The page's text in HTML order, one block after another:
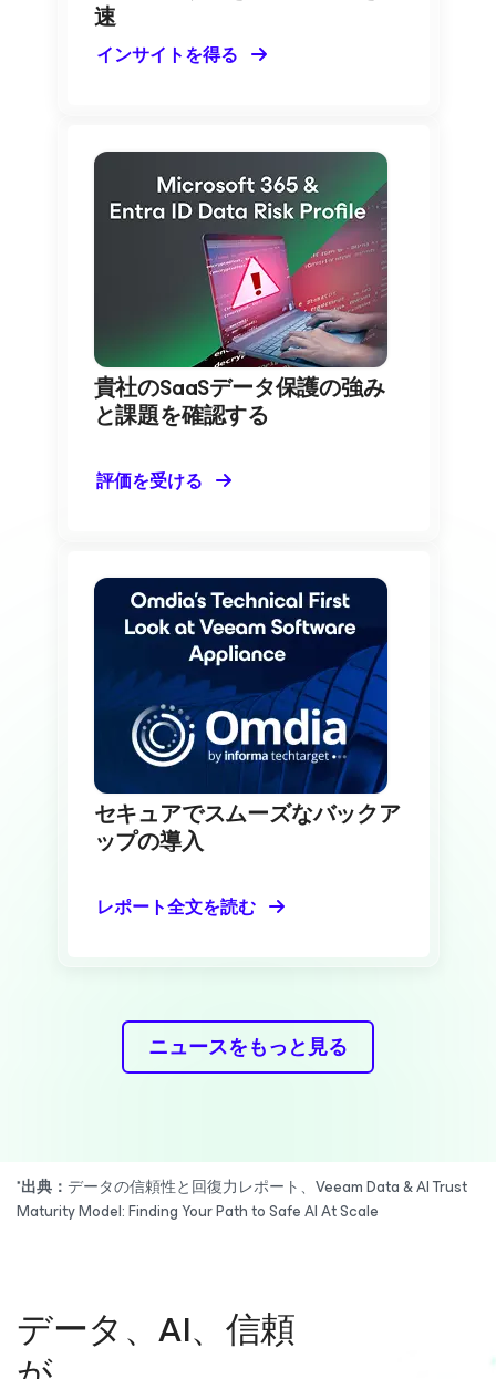
速
インサイトを得る
貴社のSaaSデータ保護の強み
と課題を確認する
評価を受ける
セキュアでスムーズなバックア
ップの導入
レポート全文を読む
ニュースをもっと見る
*出典： データの信頼性と回復力レポート、Veeam Data & AI Trust
Maturity Model: Finding Your Path to Safe AI At Scale
データ、AI、信頼